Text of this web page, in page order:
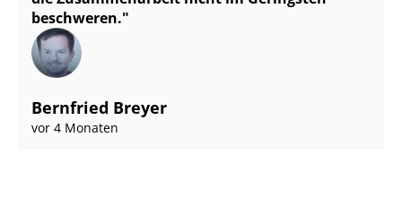
beschweren.
Bernfried Breyer
vor 4 Monaten